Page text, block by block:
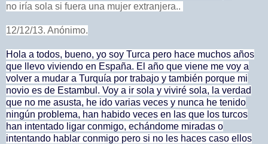
no iría sola si fuera una mujer extranjera..
12/12/13. Anónimo.
Hola a todos, bueno, yo soy Turca pero hace muchos años
que llevo viviendo en España. El año que viene me voy a
volver a mudar a Turquía por trabajo y también porque mi
novio es de Estambul. Voy a ir sola y viviré sola, la verdad
que no me asusta, he ido varias veces y nunca he tenido
ningún problema, han habido veces en las que los turcos
han intentado ligar conmigo, echándome miradas o
intentando hablar conmigo pero si no les haces caso ellos